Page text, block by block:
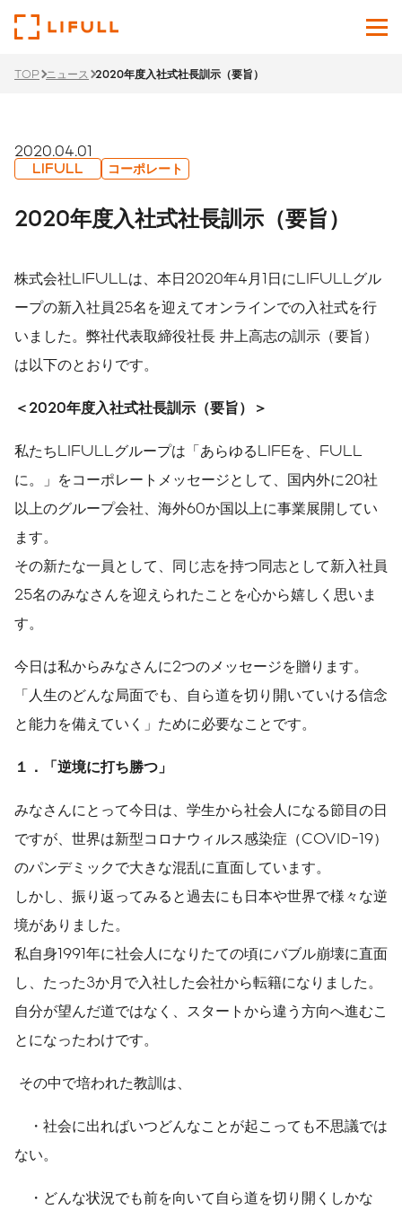
Japanese
サービス
サステナビリティ
TOP ニュース 2020年度入社式社長訓示（要旨）
2020.04.01
LIFULL コーポレート
2020年度入社式社長訓示（要旨）
株式会社LIFULLは、本日2020年4月1日にLIFULLグル
ープの新入社員25名を迎えてオンラインでの入社式を行
いました。弊社代表取締役社長 井上高志の訓示（要旨）
は以下のとおりです。
＜2020年度入社式社長訓示（要旨）＞
私たちLIFULLグループは「あらゆるLIFEを、FULL
に。」をコーポレートメッセージとして、国内外に20社
以上のグループ会社、海外60か国以上に事業展開してい
ます。
その新たな一員として、同じ志を持つ同志として新入社員
25名のみなさんを迎えられたことを心から嬉しく思いま
す。
今日は私からみなさんに2つのメッセージを贈ります。
「人生のどんな局面でも、自ら道を切り開いていける信念
と能力を備えていく」ために必要なことです。
１．「逆境に打ち勝つ」
みなさんにとって今日は、学生から社会人になる節目の日
ですが、世界は新型コロナウィルス感染症（COVID-19）
のパンデミックで大きな混乱に直面しています。
しかし、振り返ってみると過去にも日本や世界で様々な逆
境がありました。
私自身1991年に社会人になりたての頃にバブル崩壊に直面
し、たった3か月で入社した会社から転籍になりました。
自分が望んだ道ではなく、スタートから違う方向へ進むこ
とになったわけです。
その中で培われた教訓は、
・社会に出ればいつどんなことが起こっても不思議では
ない。
・どんな状況でも前を向いて自ら道を切り開くしかな